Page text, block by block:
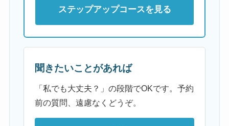
ステップアップコースを見る
聞きたいことがあれば
「私でも大丈夫？」の段階でOKです。予約
前の質問、遠慮なくどうぞ。